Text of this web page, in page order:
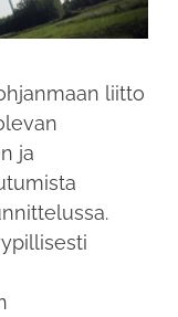
liitto
ja